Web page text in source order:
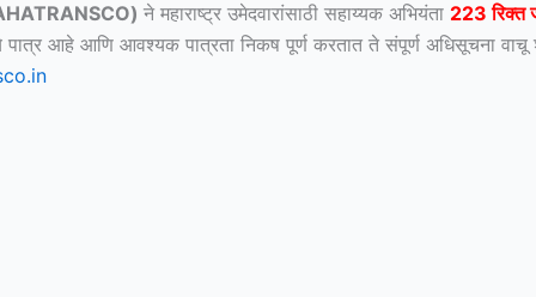
ने महाराष्ट्र उमेदवारांसाठी सहाय्यक अभियंता 223 रिक्त
आहे आणि आवश्यक पात्रता निकष पूर्ण करतात ते संपूर्ण अधिसूचना